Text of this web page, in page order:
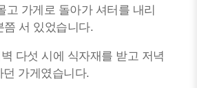
고 가게로 돌아가 셔터를 내리
쯤 서 있었습니다.
다섯 시에 식자재를 받고 저녁
가게였습니다.